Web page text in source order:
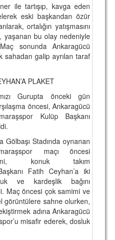
ile tartışıp, kavga eden
eski başkandan özür
ortalığın yatışmasını
yaşanan bu olay nedeniyle
sonunda Ankaragücü
sahadan galip ayrılan taraf
PLAKET
Gurupta önceki gün
öncesi, Ankaragücü
Kulüp Başkanı
Gölbaşı Stadında oynanan
maçı öncesi
konuk takım
Fatih Ceyhan’a iki
ve kardeşlik bağını
Maç öncesi çok samimi ve
görüntülere sahne olurken,
adına Ankaragücü
misafir ederek, dosluk